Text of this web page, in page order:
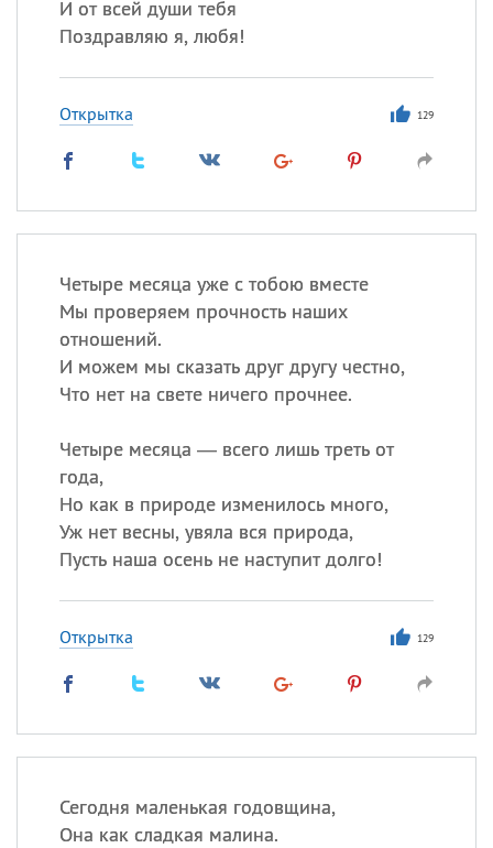
И от всей души тебя
Поздравляю я, любя!
Открытка 129
Четыре месяца уже с тобою вместе
Мы проверяем прочность наших
отношений.
И можем мы сказать друг другу честно,
Что нет на свете ничего прочнее.
Четыре месяца — всего лишь треть от
года,
Но как в природе изменилось много,
Уж нет весны, увяла вся природа,
Пусть наша осень не наступит долго!
Открытка 129
Сегодня маленькая годовщина,
Она как сладкая малина.